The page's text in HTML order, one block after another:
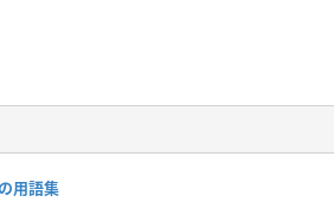
用語集